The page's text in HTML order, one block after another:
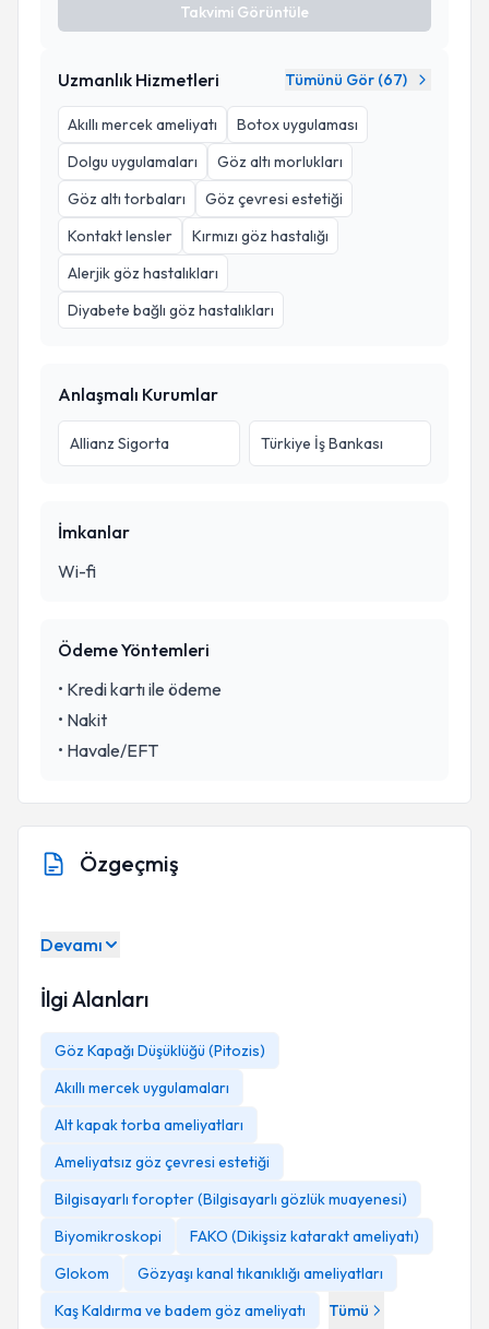
Takvimi Görüntüle
Uzmanlık Hizmetleri Tümünü Gör (67)
Akıllı mercek ameliyatı
Botox uygulaması
Dolgu uygulamaları
Göz altı morlukları
Göz altı torbaları
Göz çevresi estetiği
Kontakt lensler
Kırmızı göz hastalığı
Alerjik göz hastalıkları
Diyabete bağlı göz hastalıkları
Anlaşmalı Kurumlar
Allianz Sigorta Türkiye İş Bankası
İmkanlar
Wi-fi
Ödeme Yöntemleri
• Kredi kartı ile ödeme
• Nakit
• Havale/EFT
Özgeçmiş
Devamı
İlgi Alanları
Göz Kapağı Düşüklüğü (Pitozis)
Akıllı mercek uygulamaları
Alt kapak torba ameliyatları
Ameliyatsız göz çevresi estetiği
Bilgisayarlı foropter (Bilgisayarlı gözlük muayenesi)
Biyomikroskopi
FAKO (Dikişsiz katarakt ameliyatı)
Glokom
Gözyaşı kanal tıkanıklığı ameliyatları
Kaş Kaldırma ve badem göz ameliyatı
Tümü